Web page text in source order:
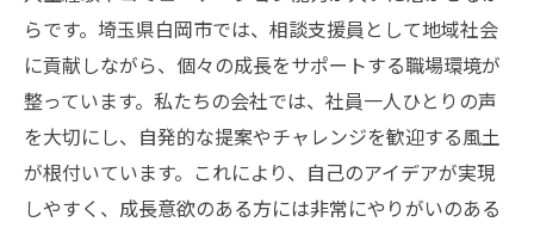
らです。埼玉県白岡市では、相談支援員として地域社会
に貢献しながら、個々の成長をサポートする職場環境が
整っています。私たちの会社では、社員一人ひとりの声
を大切にし、自発的な提案やチャレンジを歓迎する風土
が根付いています。これにより、自己のアイデアが実現
しやすく、成長意欲のある方には非常にやりがいのある